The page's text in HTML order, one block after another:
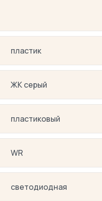
пластик
ЖК серый
пластиковый
WR
светодиодная